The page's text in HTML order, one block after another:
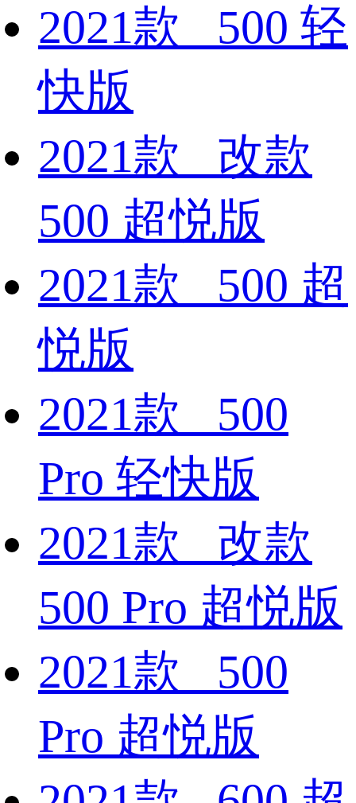
2021款 500 轻
快版
2021款 改款
500 超悦版
2021款 500 超
悦版
2021款 500
Pro 轻快版
2021款 改款
500 Pro 超悦版
2021款 500
Pro 超悦版